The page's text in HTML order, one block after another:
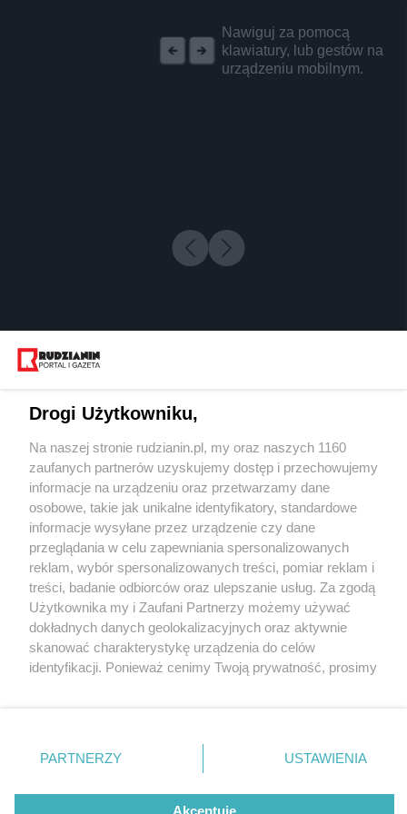
Nawiguj za pomocą
klawiatury, lub gestów na
urządzeniu mobilnym.
2 / 0
Wydawca mediów
Nie zapomnij
zapoznać się z:
polityką prywatności regulamin korzystania z portali
Twojemiasto
Piekary Śląskie
Chorzów
Tarnowskie Góry
Gliwice
Skontakuj sięz nami
Kontakt
Wydawca
Redakcja
Drogi Użytkowniku,
Na naszej stronie rudzianin.pl, my oraz naszych 1160
zaufanych partnerów uzyskujemy dostęp i przechowujemy
informacje na urządzeniu oraz przetwarzamy dane
osobowe, takie jak unikalne identyfikatory, standardowe
informacje wysyłane przez urządzenie czy dane
przeglądania w celu zapewniania spersonalizowanych
reklam, wybór spersonalizowanych treści, pomiar reklam i
treści, badanie odbiorców oraz ulepszanie usług. Za zgodą
Użytkownika my i Zaufani Partnerzy możemy używać
dokładnych danych geolokalizacyjnych oraz aktywnie
skanować charakterystykę urządzenia do celów
identyfikacji. Ponieważ cenimy Twoją prywatność, prosimy
prywatności znajdujący się w lewym dolnym rogu strony
. Niektóre rodzaje przetwarzania danych nie wymagają
zgody użytkownika, ale masz prawo sprzeciwić się
takiemu przetwarzaniu. Preferencje będą miały
PARTNERZY USTAWIENIA
Akceptuję